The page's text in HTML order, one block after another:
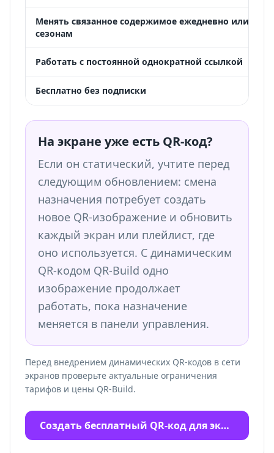
Менять связанное содержимое ежедневно или по
сезонам
Работать с постоянной однократной ссылкой
Бесплатно без подписки
На экране уже есть QR-код?
Если он статический, учтите перед
следующим обновлением: смена
назначения потребует создать
новое QR-изображение и обновить
каждый экран или плейлист, где
оно используется. С динамическим
QR-кодом QR-Build одно
изображение продолжает
работать, пока назначение
меняется в панели управления.
Перед внедрением динамических QR-кодов в сети
экранов проверьте актуальные ограничения
тарифов и цены QR-Build.
Создать бесплатный QR-код для экрана